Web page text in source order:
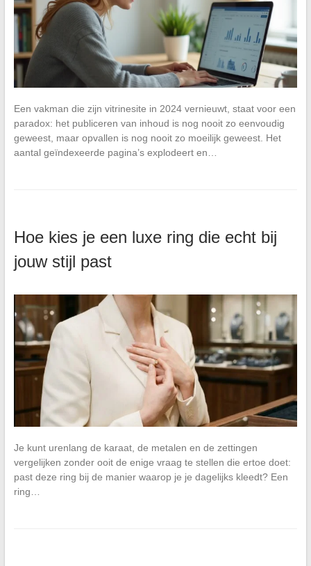
Een vakman die zijn vitrinesite in 2024 vernieuwt, staat voor een
paradox: het publiceren van inhoud is nog nooit zo eenvoudig
geweest, maar opvallen is nog nooit zo moeilijk geweest. Het
aantal geïndexeerde pagina’s explodeert en…
Hoe kies je een luxe ring die echt bij
jouw stijl past
Je kunt urenlang de karaat, de metalen en de zettingen
vergelijken zonder ooit de enige vraag te stellen die ertoe doet:
past deze ring bij de manier waarop je je dagelijks kleedt? Een
ring…